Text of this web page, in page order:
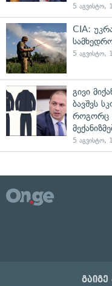
5 აგვისტო,
CIA:
5 აგვისტო,
გივი
ბავშვს
როგორც
5 აგვისტო,